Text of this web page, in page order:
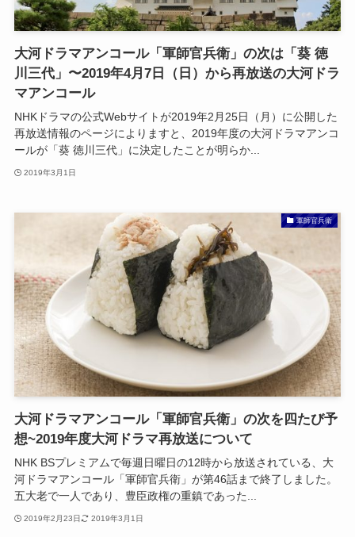
大河ドラマアンコール「軍師官兵衛」の次は「葵 徳
川三代」〜2019年4月7日（日）から再放送の大河ドラ
マアンコール
NHKドラマの公式Webサイトが2019年2月25日（月）に公開した
再放送情報のページによりますと、2019年度の大河ドラマアンコ
ールが「葵 徳川三代」に決定したことが明らか...
2019年3月1日
軍師官兵衛
大河ドラマアンコール「軍師官兵衛」の次を四たび予
想~2019年度大河ドラマ再放送について
NHK BSプレミアムで毎週日曜日の12時から放送されている、大
河ドラマアンコール「軍師官兵衛」が第46話まで終了しました。
五大老で一人であり、豊臣政権の重鎮であった...
2019年2月23日 2019年3月1日